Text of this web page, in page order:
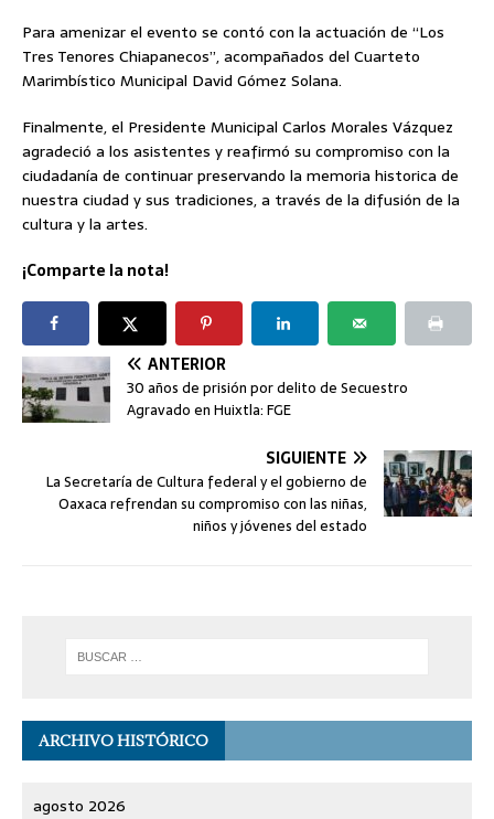
Para amenizar el evento se contó con la actuación de “Los
Tres Tenores Chiapanecos”, acompañados del Cuarteto
Marimbístico Municipal David Gómez Solana.
Finalmente, el Presidente Municipal Carlos Morales Vázquez
agradeció a los asistentes y reafirmó su compromiso con la
ciudadanía de continuar preservando la memoria historica de
nuestra ciudad y sus tradiciones, a través de la difusión de la
cultura y la artes.
¡Comparte la nota!
ANTERIOR
30 años de prisión por delito de Secuestro
Agravado en Huixtla: FGE
SIGUIENTE
La Secretaría de Cultura federal y el gobierno de
Oaxaca refrendan su compromiso con las niñas,
niños y jóvenes del estado
ARCHIVO HISTÓRICO
agosto 2026